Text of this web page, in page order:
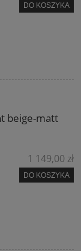
DO KOSZYKA
beige-matt
1 149,00 zł
DO KOSZYKA